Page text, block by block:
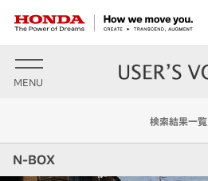
MENU
検索結果一覧
N-BOX